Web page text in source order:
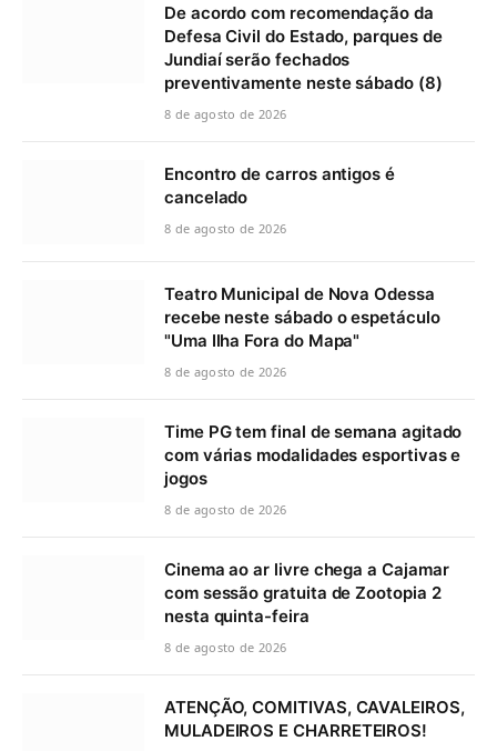
De acordo com recomendação da
Defesa Civil do Estado, parques de
Jundiaí serão fechados
preventivamente neste sábado (8)
8 de agosto de 2026
Encontro de carros antigos é
cancelado
8 de agosto de 2026
Teatro Municipal de Nova Odessa
recebe neste sábado o espetáculo
"Uma Ilha Fora do Mapa"
8 de agosto de 2026
Time PG tem final de semana agitado
com várias modalidades esportivas e
jogos
8 de agosto de 2026
Cinema ao ar livre chega a Cajamar
com sessão gratuita de Zootopia 2
nesta quinta-feira
8 de agosto de 2026
ATENÇÃO, COMITIVAS, CAVALEIROS,
MULADEIROS E CHARRETEIROS!